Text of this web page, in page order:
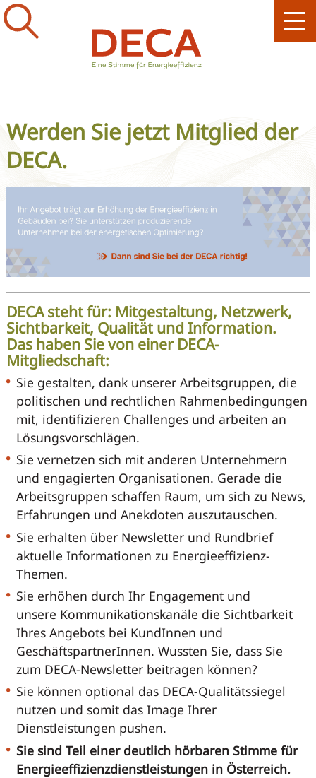
Werden Sie jetzt Mitglied der
DECA.
DECA steht für: Mitgestaltung, Netzwerk,
Sichtbarkeit, Qualität und Information.
Das haben Sie von einer DECA-
Mitgliedschaft:
Sie gestalten, dank unserer Arbeitsgruppen, die
politischen und rechtlichen Rahmenbedingungen
mit, identifizieren Challenges und arbeiten an
Lösungsvorschlägen.
Sie vernetzen sich mit anderen Unternehmern
und engagierten Organisationen. Gerade die
Arbeitsgruppen schaffen Raum, um sich zu News,
Erfahrungen und Anekdoten auszutauschen.
Sie erhalten über Newsletter und Rundbrief
aktuelle Informationen zu Energieeffizienz-
Themen.
Sie erhöhen durch Ihr Engagement und
unsere Kommunikationskanäle die Sichtbarkeit
Ihres Angebots bei KundInnen und
GeschäftspartnerInnen. Wussten Sie, dass Sie
zum DECA-Newsletter beitragen können?
Sie können optional das DECA-Qualitätssiegel
nutzen und somit das Image Ihrer
Dienstleistungen pushen.
Sie sind Teil einer deutlich hörbaren Stimme für
Energieeffizienzdienstleistungen in Österreich.